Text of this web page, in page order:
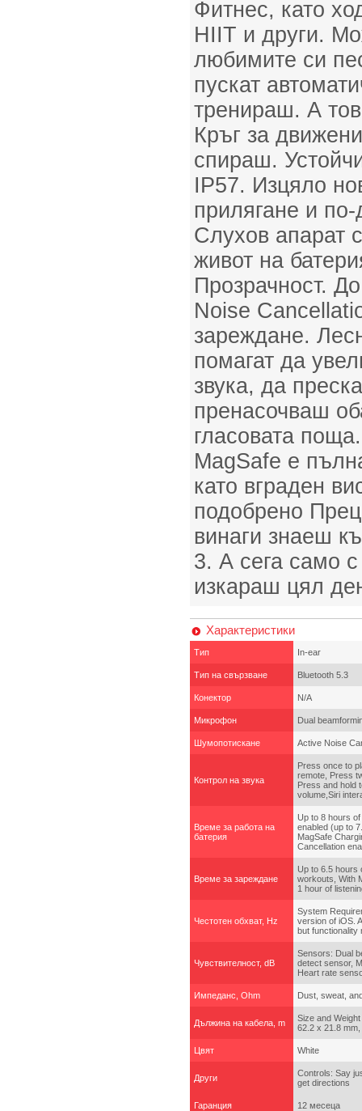
Фитнес, като
HIIT и други.
любимите си
пускат
тренираш. А
Кръг за
спираш.
IP57. Изцяло
прилягане и
Слухов апарат
живот на
Прозрачност.
Noise
зареждане.
помагат да
звука, да
пренасочваш
гласовата
MagSafe е
като вграден
подобрено
винаги знаеш
3. А сега само
изкараш цял
Характеристики
Тип In-ear
Тип на свързване Bluetooth 5.3
Конектор N/A
Микрофон Dual
Шумопотискане Active Noise
Контрол на звука
Press once to
remote, Press
Press and hold
volume,Siri
Време за работа на
батерия
Up to 8 hours
enabled (up to
MagSafe
Cancellation
Време за зареждане
Up to 6.5 hours
workouts, With
1 hour of
Честотен обхват, Hz
System
version of iOS.
but functionality
Чувствителност, dB
Sensors: Dual
detect sensor,
Heart rate
Импеданс, Ohm Dust, sweat,
Дължина на кабела, m
Size and
62.2 x 21.8 mm,
Цвят White
Други
Controls: Say
get directions
Гаранция 12 месеца